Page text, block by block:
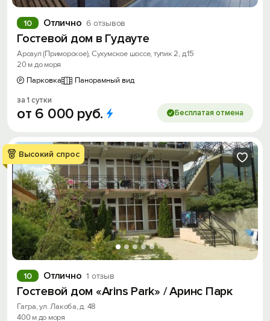
Отлично 6 отзывов
10
Гостевой дом в Гудауте
Арсаул (Приморское), Сухумское шоссе, тупик 2, д.15
20 м до моря
Парковка
Панорамный вид
за 1 сутки
от 6 000 руб. Бесплатая отмена
Высокий спрос
Отлично 1 отзыв
10
Гостевой дом «Arins Park» / Аринс Парк
Гагра, ул. Лакоба, д. 48
400 м до моря